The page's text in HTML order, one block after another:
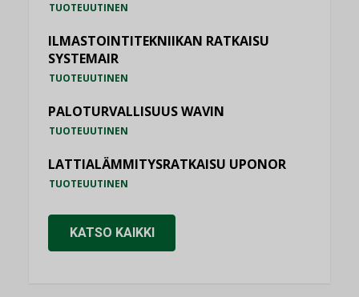
TUOTEUUTINEN
ILMASTOINTITEKNIIKAN RATKAISU
SYSTEMAIR
TUOTEUUTINEN
PALOTURVALLISUUS WAVIN
TUOTEUUTINEN
LATTIALÄMMITYSRATKAISU UPONOR
TUOTEUUTINEN
KATSO KAIKKI